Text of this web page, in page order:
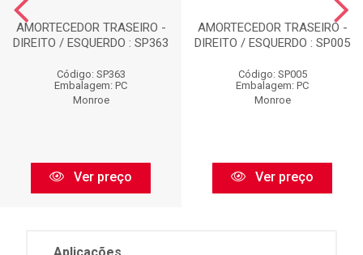
AMORTECEDOR TRASEIRO -
DIREITO / ESQUERDO : SP363
Código: SP363
Embalagem: PC
Monroe
Ver preço
AMORTECEDOR TRASEIRO -
DIREITO / ESQUERDO : SP005
Código: SP005
Embalagem: PC
Monroe
Ver preço